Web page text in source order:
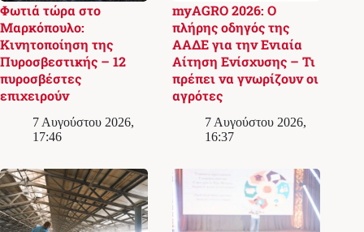
Φωτιά τώρα στο
Μαρκόπουλο:
Κινητοποίηση της
Πυροσβεστικής – 12
πυροσβέστες
επιχειρούν
7 Αυγούστου 2026,
17:46
myAGRO 2026: Ο
πλήρης οδηγός της
ΑΑΔΕ για την Ενιαία
Αίτηση Ενίσχυσης – Τι
πρέπει να γνωρίζουν οι
αγρότες
7 Αυγούστου 2026,
16:37